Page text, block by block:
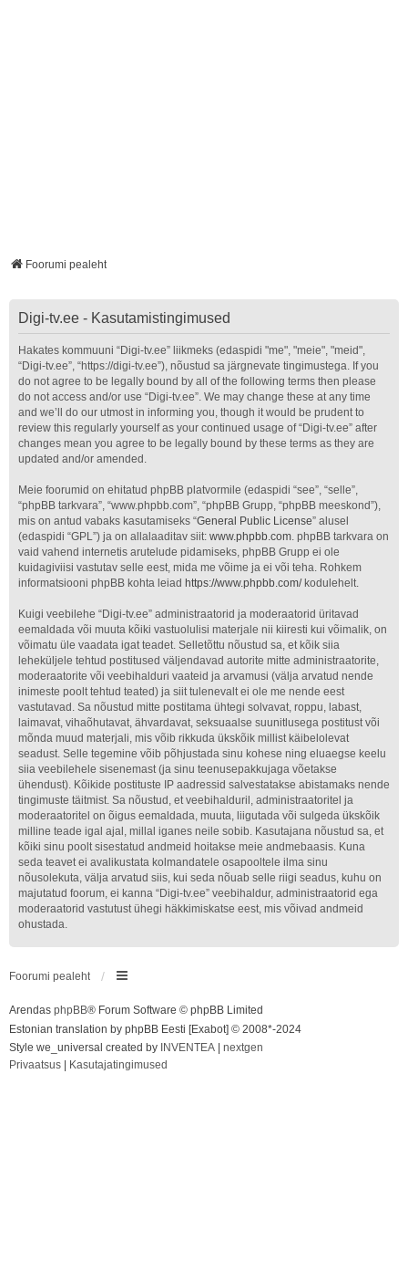
Foorumi pealeht
Digi-tv.ee - Kasutamistingimused
Hakates kommuuni “Digi-tv.ee” liikmeks (edaspidi "me", "meie", "meid",
“Digi-tv.ee”, “https://digi-tv.ee”), nõustud sa järgnevate tingimustega. If you
do not agree to be legally bound by all of the following terms then please
do not access and/or use “Digi-tv.ee”. We may change these at any time
and we’ll do our utmost in informing you, though it would be prudent to
review this regularly yourself as your continued usage of “Digi-tv.ee” after
changes mean you agree to be legally bound by these terms as they are
updated and/or amended.
Meie foorumid on ehitatud phpBB platvormile (edaspidi “see”, “selle”,
“phpBB tarkvara”, “www.phpbb.com”, “phpBB Grupp, “phpBB meeskond”),
mis on antud vabaks kasutamiseks “General Public License” alusel
(edaspidi “GPL”) ja on allalaaditav siit: www.phpbb.com. phpBB tarkvara on
vaid vahend internetis arutelude pidamiseks, phpBB Grupp ei ole
kuidagiviisi vastutav selle eest, mida me võime ja ei või teha. Rohkem
informatsiooni phpBB kohta leiad https://www.phpbb.com/kodulehelt.
Kuigi veebilehe “Digi-tv.ee” administraatorid ja moderaatorid üritavad
eemaldada või muuta kõiki vastuolulisi materjale nii kiiresti kui võimalik, on
võimatu üle vaadata igat teadet. Selletõttu nõustud sa, et kõik siia
leheküljele tehtud postitused väljendavad autorite mitte administraatorite,
moderaatorite või veebihalduri vaateid ja arvamusi (välja arvatud nende
inimeste poolt tehtud teated) ja siit tulenevalt ei ole me nende eest
vastutavad. Sa nõustud mitte postitama ühtegi solvavat, roppu, labast,
laimavat, vihaõhutavat, ähvardavat, seksuaalse suunitlusega postitust või
mõnda muud materjali, mis võib rikkuda ükskõik millist käibelolevat
seadust. Selle tegemine võib põhjustada sinu kohese ning eluaegse keelu
siia veebilehele sisenemast (ja sinu teenusepakkujaga võetakse
ühendust). Kõikide postituste IP aadressid salvestatakse abistamaks nende
tingimuste täitmist. Sa nõustud, et veebihalduril, administraatoritel ja
moderaatoritel on õigus eemaldada, muuta, liigutada või sulgeda ükskõik
milline teade igal ajal, millal iganes neile sobib. Kasutajana nõustud sa, et
kõiki sinu poolt sisestatud andmeid hoitakse meie andmebaasis. Kuna
seda teavet ei avalikustata kolmandatele osapooltele ilma sinu
nõusolekuta, välja arvatud siis, kui seda nõuab selle riigi seadus, kuhu on
majutatud foorum, ei kanna “Digi-tv.ee” veebihaldur, administraatorid ega
moderaatorid vastutust ühegi häkkimiskatse eest, mis võivad andmeid
ohustada.
Foorumi pealeht
Arendas phpBB® Forum Software © phpBB Limited
Estonian translation by phpBB Eesti [Exabot] © 2008*-2024
Style we_universal created by INVENTEA
nextgen
Privaatsus
Kasutajatingimused